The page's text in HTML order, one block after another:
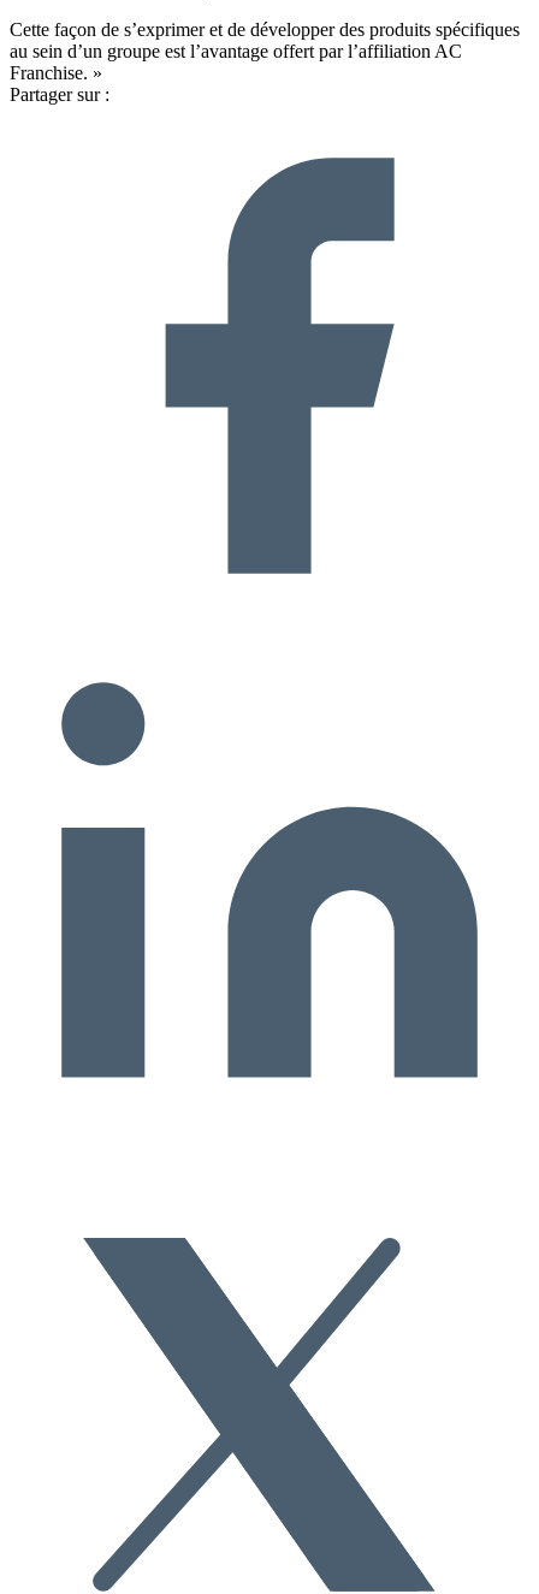
Cette façon de s’exprimer et de développer des produits spécifiques
au sein d’un groupe est l’avantage offert par l’affiliation AC
Franchise. »
Partager sur :